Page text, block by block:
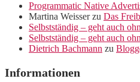
Programmatic Native
Martina Weisserzu Das
Selbstständig – geht auch
Selbstständig – geht auch
Dietrich Bachmann zu
Informationen